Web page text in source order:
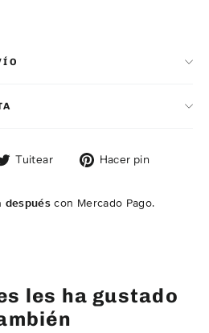
Tuitear
Tuitear
Twitter
Hacer pin
después con Mercado Pago.
les ha gustado